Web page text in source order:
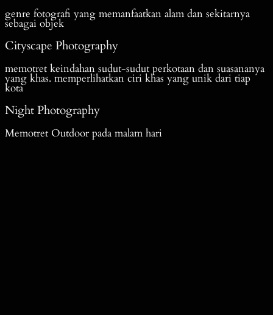
genre fotografi yang memanfaatkan alam dan sekitarnya
sebagai objek
Cityscape Photography
memotret keindahan sudut-sudut perkotaan dan suasananya
yang khas. memperlihatkan ciri khas yang unik dari tiap
kota
Night Photography
Memotret Outdoor pada malam hari